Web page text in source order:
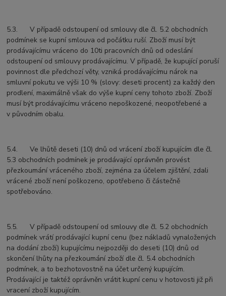
5.3. V případě odstoupení od smlouvy dle čl. 5.2 obchodních
podmínek se kupní smlouva od počátku ruší. Zboží musí být
prodávajícímu vráceno do 10ti pracovních dnů od odeslání
odstoupení od smlouvy prodávajícímu. V případě, že kupující poruší
povinnost dle předchozí věty, vzniká prodávajícímu nárok na
smluvní pokutu ve výši 10 % (slovy: deseti procent) za každý den
prodlení, maximálně však do výše kupní ceny tohoto zboží. Zboží
musí být prodávajícímu vráceno nepoškozené, neopotřebené a
v původním obalu.
5.4. Ve lhůtě deseti (10) dnů od vrácení zboží kupujícím dle čl.
5.3 obchodních podmínek je prodávající oprávněn provést
přezkoumání vráceného zboží, zejména za účelem zjištění, zdali
vrácené zboží není poškozeno, opotřebeno či částečně
spotřebováno.
5.5. V případě odstoupení od smlouvy dle čl. 5.2 obchodních
podmínek vrátí prodávající kupní cenu (bez nákladů vynaložených
na dodání zboží) kupujícímu nejpozději do deseti (10) dnů od
skončení lhůty na přezkoumání zboží dle čl. 5.4 obchodních
podmínek, a to bezhotovostně na účet určený kupujícím.
Prodávající je taktéž oprávněn vrátit kupní cenu v hotovosti již při
vracení zboží kupujícím.